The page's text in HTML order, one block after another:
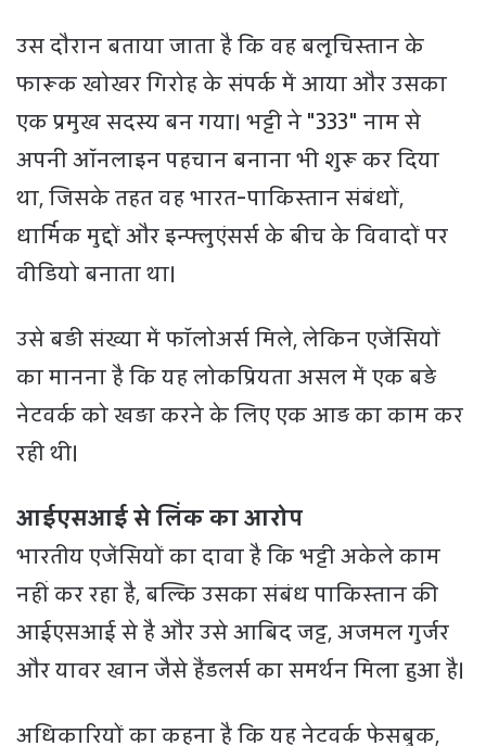
उस दौरान बताया जाता है कि वह बलूचिस्तान के
फारूक खोखर गिरोह के संपर्क में आया और उसका
एक प्रमुख सदस्य बन गया। भट्टी ने "333" नाम से
अपनी ऑनलाइन पहचान बनाना भी शुरू कर दिया
था, जिसके तहत वह भारत-पाकिस्तान संबंधों,
धार्मिक मुद्दों और इन्फ्लुएंसर्स के बीच के विवादों पर
वीडियो बनाता था।
उसे बड़ी संख्या में फॉलोअर्स मिले, लेकिन एजेंसियों
का मानना है कि यह लोकप्रियता असल में एक बड़े
नेटवर्क को खड़ा करने के लिए एक आड़ का काम कर
रही थी।
आईएसआई से लिंक का आरोप
भारतीय एजेंसियों का दावा है कि भट्टी अकेले काम
नहीं कर रहा है, बल्कि उसका संबंध पाकिस्तान की
आईएसआई से है और उसे आबिद जट्ट, अजमल गुर्जर
और यावर खान जैसे हैंडलर्स का समर्थन मिला हुआ है।
अधिकारियों का कहना है कि यह नेटवर्क फेसबुक,